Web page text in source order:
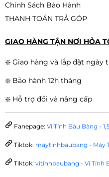
Chính Sách Bảo Hành
THANH TOÁN TRẢ GÓP
GIAO HÀNG TẬN NƠI HỎA
❇️ Giao hàng và lắp đặt ngày
❇️ Bảo hành 12h tháng
❇️ Hỗ trợ đổi và nâng cấp
Fanepage: Vi Tính Bàu Bàng -
Tiktok: maytinhbaubang - Máy
Tiktok: vitinhbaubang - Vi Tính